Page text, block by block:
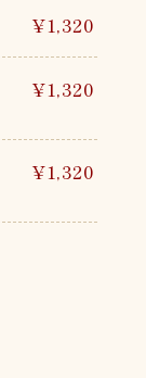
¥1,320
¥1,320
¥1,320